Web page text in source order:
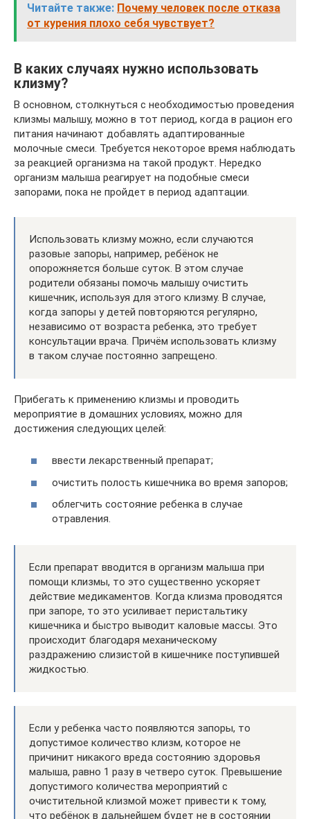
Читайте также: Почему человек после отказа
от курения плохо себя чувствует?
В каких случаях нужно использовать
клизму?
В основном, столкнуться с необходимостью проведения
клизмы малышу, можно в тот период, когда в рацион его
питания начинают добавлять адаптированные
молочные смеси. Требуется некоторое время наблюдать
за реакцией организма на такой продукт. Нередко
организм малыша реагирует на подобные смеси
запорами, пока не пройдет в период адаптации.
Использовать клизму можно, если случаются
разовые запоры, например, ребёнок не
опорожняется больше суток. В этом случае
родители обязаны помочь малышу очистить
кишечник, используя для этого клизму. В случае,
когда запоры у детей повторяются регулярно,
независимо от возраста ребенка, это требует
консультации врача. Причём использовать клизму
в таком случае постоянно запрещено.
Прибегать к применению клизмы и проводить
мероприятие в домашних условиях, можно для
достижения следующих целей:
ввести лекарственный препарат;
очистить полость кишечника во время запоров;
облегчить состояние ребенка в случае
отравления.
Если препарат вводится в организм малыша при
помощи клизмы, то это существенно ускоряет
действие медикаментов. Когда клизма проводятся
при запоре, то это усиливает перистальтику
кишечника и быстро выводит каловые массы. Это
происходит благодаря механическому
раздражению слизистой в кишечнике поступившей
жидкостью.
Если у ребенка часто появляются запоры, то
допустимое количество клизм, которое не
причинит никакого вреда состоянию здоровья
малыша, равно 1 разу в четверо суток. Превышение
допустимого количества мероприятий с
очистительной клизмой может привести к тому,
что ребёнок в дальнейшем будет не в состоянии